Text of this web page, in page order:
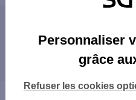
DIJON VICTOR HUGO
DIJON CLEMENCEAU
DIJON CHENOVE
Les agences SG dans
CHENÔVE
Personnaliser
grâce
Refuser les cookies